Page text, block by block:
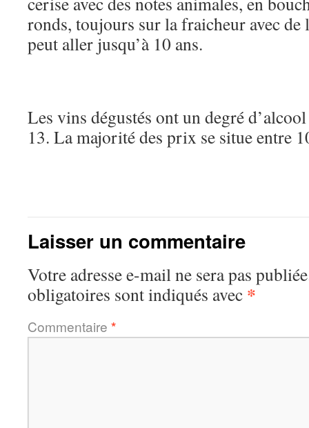
ronds, toujours sur la fraicheur avec de
peut aller jusqu’à 10 ans.
Les vins dégustés ont un degré
13. La majorité des prix se situe entre
Laisser un commentaire
Votre adresse e-mail ne sera pas
obligatoires sont indiqués avec *
Commentaire *